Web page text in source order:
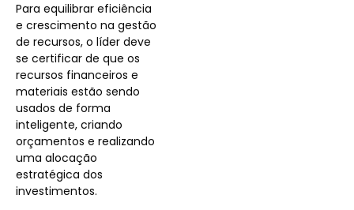
Para equilibrar eficiência
e crescimento na gestão
de recursos, o líder deve
se certificar de que os
recursos financeiros e
materiais estão sendo
usados de forma
inteligente, criando
orçamentos e realizando
uma alocação
estratégica dos
investimentos.